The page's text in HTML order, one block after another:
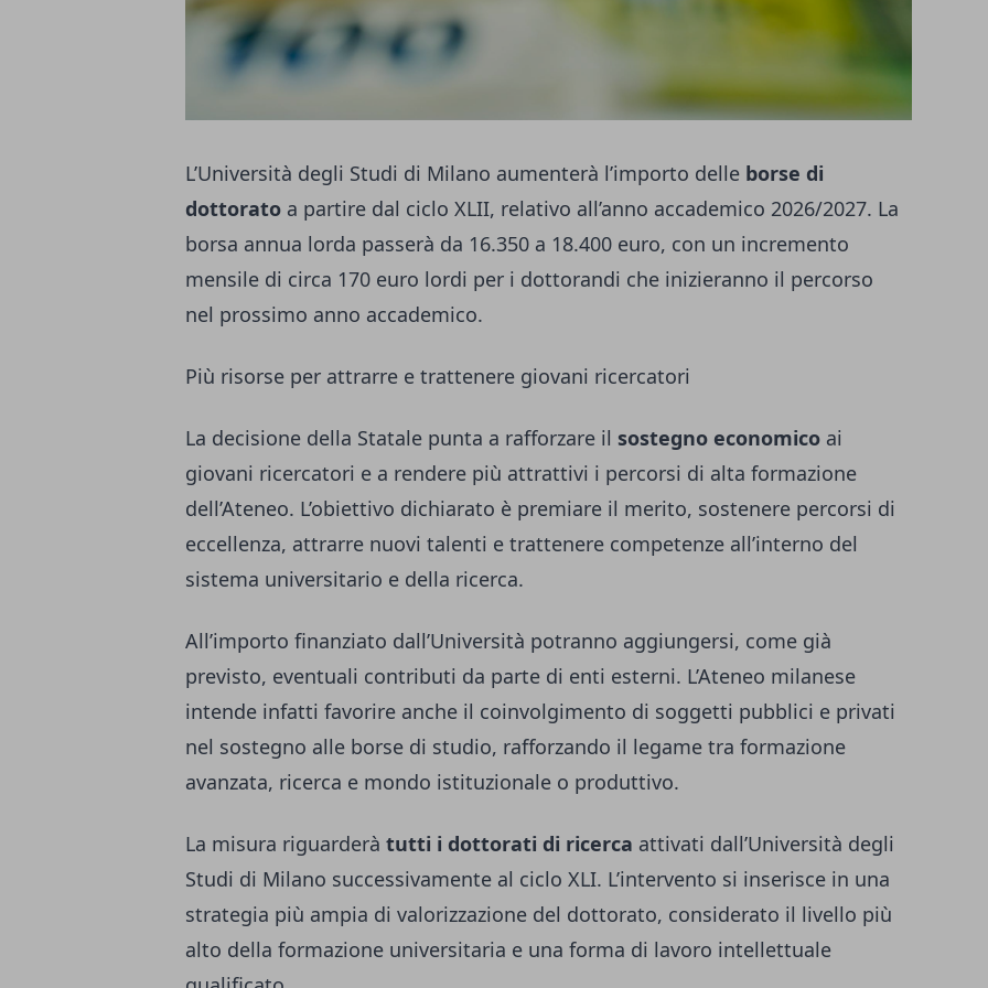
L’Università degli Studi di Milano aumenterà l’importo delle borse di
dottorato a partire dal ciclo XLII, relativo all’anno accademico 2026/2027. La
borsa annua lorda passerà da 16.350 a 18.400 euro, con un incremento
mensile di circa 170 euro lordi per i dottorandi che inizieranno il percorso
nel prossimo anno accademico.
Più risorse per attrarre e trattenere giovani ricercatori
La decisione della Statale punta a rafforzare il sostegno economico ai
giovani ricercatori e a rendere più attrattivi i percorsi di alta formazione
dell’Ateneo. L’obiettivo dichiarato è premiare il merito, sostenere percorsi di
eccellenza, attrarre nuovi talenti e trattenere competenze all’interno del
sistema universitario e della ricerca.
All’importo finanziato dall’Università potranno aggiungersi, come già
previsto, eventuali contributi da parte di enti esterni. L’Ateneo milanese
intende infatti favorire anche il coinvolgimento di soggetti pubblici e privati
nel sostegno alle borse di studio, rafforzando il legame tra formazione
avanzata, ricerca e mondo istituzionale o produttivo.
La misura riguarderà tutti i dottorati di ricerca attivati dall’Università degli
Studi di Milano successivamente al ciclo XLI. L’intervento si inserisce in una
strategia più ampia di valorizzazione del dottorato, considerato il livello più
alto della formazione universitaria e una forma di lavoro intellettuale